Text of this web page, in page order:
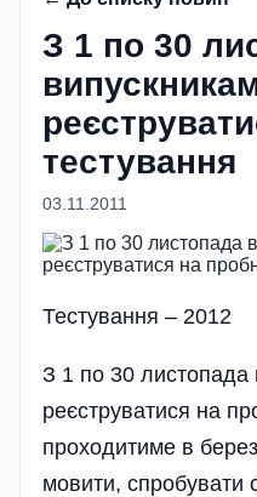
З 1 по 30
тестування
03.11.2011
Тестування – 2012
З 1 по 30
реєструватися на
проходитиме в
мовити, спробувати